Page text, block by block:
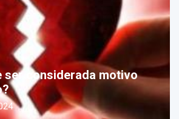
ser considerada motivo